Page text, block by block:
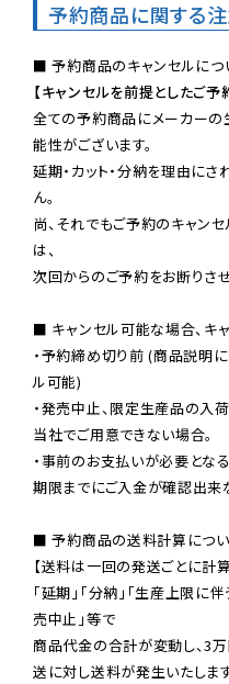
予約商品に関する
【キャンセルを前提としたご
全ての予約商品にメーカーの
能性がございます。
延期・カット・分納を理由に
ん。
尚、それでもご予約のキャン
は、
次回からのご予約をお断りさ
■ キャンセル可能な場合、キ
・予約締め切り前 (商品説明
ル可能)
・発売中止、限定生産品の入
当社でご用意できない場合。
・事前のお支払いが必要とな
期限までにご入金が確認出来
■ 予約商品の送料計算につ
【送料は一回の発送ごとに計
「延期」「分納」「生産上限に
売中止」等で
商品代金の合計が変動し、3
送に対し送料が発生いたしま